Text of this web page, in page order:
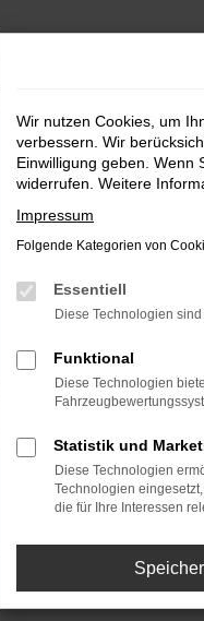
Showroom
+49 4182 238 01
12
Wir nutzen Cookies, um
verbessern. Wir
Einwilligung geben. Wenn
widerrufen. Weitere
Impressum
Folgende Kategorien von
Essentiell
Diese Technologien
Funktional
Diese Technologien
Statistik und
Diese Technologien
Technologien
die für Ihre Interessen